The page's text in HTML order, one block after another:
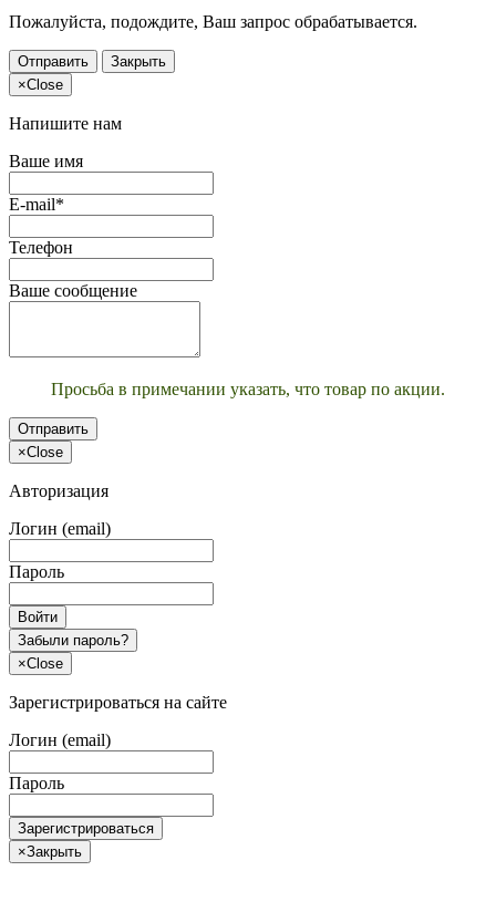
Пожалуйста, подождите, Ваш запрос обрабатывается.
Отправить
Закрыть
×Close
Напишите нам
Ваше имя
E-mail*
Телефон
Ваше сообщение
Просьба в примечании указать, что товар по акции.
Отправить
×Close
Авторизация
Логин (email)
Пароль
Войти
Забыли пароль?
×Close
Зарегистрироваться на сайте
Логин (email)
Пароль
Зарегистрироваться
×Закрыть